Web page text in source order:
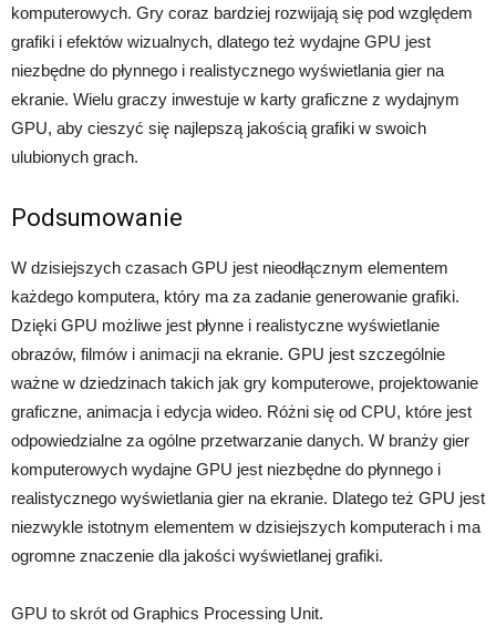
komputerowych. Gry coraz bardziej rozwijają się pod względem
grafiki i efektów wizualnych, dlatego też wydajne GPU jest
niezbędne do płynnego i realistycznego wyświetlania gier na
ekranie. Wielu graczy inwestuje w karty graficzne z wydajnym
GPU, aby cieszyć się najlepszą jakością grafiki w swoich
ulubionych grach.
Podsumowanie
W dzisiejszych czasach GPU jest nieodłącznym elementem
każdego komputera, który ma za zadanie generowanie grafiki.
Dzięki GPU możliwe jest płynne i realistyczne wyświetlanie
obrazów, filmów i animacji na ekranie. GPU jest szczególnie
ważne w dziedzinach takich jak gry komputerowe, projektowanie
graficzne, animacja i edycja wideo. Różni się od CPU, które jest
odpowiedzialne za ogólne przetwarzanie danych. W branży gier
komputerowych wydajne GPU jest niezbędne do płynnego i
realistycznego wyświetlania gier na ekranie. Dlatego też GPU jest
niezwykle istotnym elementem w dzisiejszych komputerach i ma
ogromne znaczenie dla jakości wyświetlanej grafiki.
GPU to skrót od Graphics Processing Unit.